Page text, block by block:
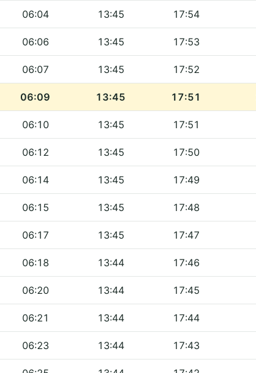
06:04 13:45 17:54
06:06 13:45 17:53
06:07 13:45 17:52
06:09 13:45 17:51
06:10 13:45 17:51
06:12 13:45 17:50
06:14 13:45 17:49
06:15 13:45 17:48
06:17 13:45 17:47
06:18 13:44 17:46
06:20 13:44 17:45
06:21 13:44 17:44
06:23 13:44 17:43